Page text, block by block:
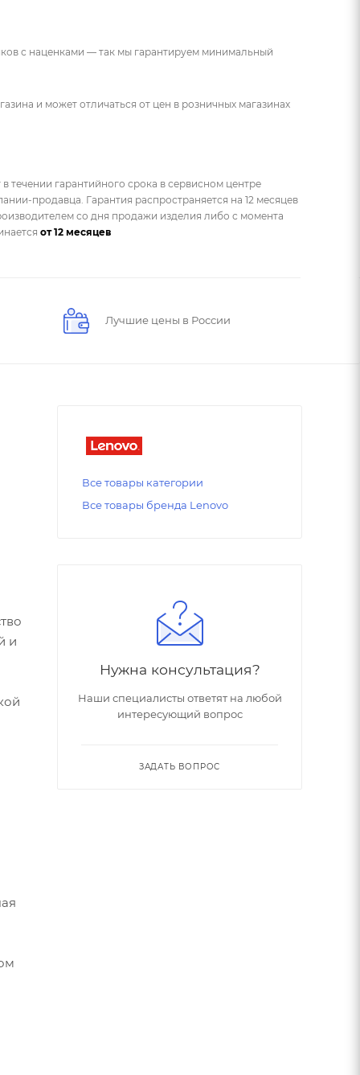
с наценками — так мы гарантируем минимальный
и может отличаться от цен в розничных магазинах
течении гарантийного срока в сервисном центре
продавца. Гарантия распространяется на 12 месяцев
со дня продажи изделия либо с момента
от 12 месяцев
Лучшие цены в России
и
Все товары категории
Все товары бренда Lenovo
Нужна консультация?
Наши специалисты ответят на любой
интересующий вопрос
ЗАДАТЬ ВОПРОС